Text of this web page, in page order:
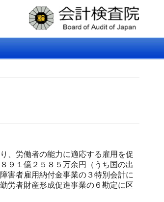
、労働者の能力に適応する雇用を促
９１億２５８５万余円（うち国の出
害者雇用納付金事業の３特別会計に
労者財産形成促進事業の６勘定に区